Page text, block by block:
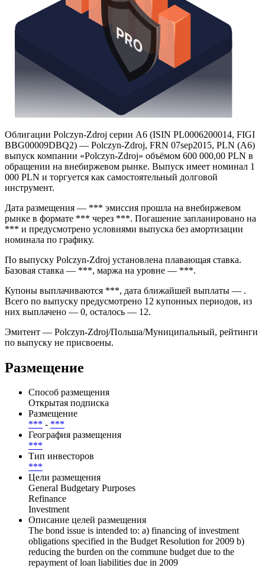
Облигации Polczyn-Zdroj серии A6 (ISIN PL0006200014, FIGI
BBG00009DBQ2) — Polczyn-Zdroj, FRN 07sep2015, PLN (A6)
выпуск компании «Polczyn-Zdroj» объёмом 600 000,00 PLN в
обращении на внебиржевом рынке. Выпуск имеет номинал 1
000 PLN и торгуется как самостоятельный долговой
инструмент.
Дата размещения — *** эмиссия прошла на внебиржевом
рынке в формате *** через ***. Погашение запланировано на
*** и предусмотрено условиями выпуска без амортизации
По выпуску Polczyn-Zdroj установлена плавающая ставка.
Базовая ставка — ***, маржа на уровне — ***.
Купоны выплачиваются ***, дата ближайшей выплаты — .
Всего по выпуску предусмотрено 12 купонных периодов, из
Эмитент — Polczyn-Zdroj/Польша/Муниципальный, рейтинги
Размещение
Способ размещения
Открытая подписка
Размещение
***
География размещения
***
Тип инвесторов
***
Цели размещения
General Budgetary Purposes
Refinance
Investment
Описание целей размещения